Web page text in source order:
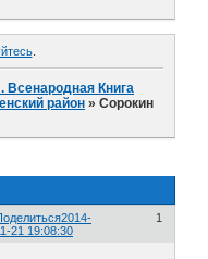
.
Всенародная Книга
район »Сорокин
1
2014-
21 19:08:30